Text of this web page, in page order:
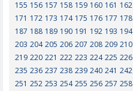
155 156 157 158 159 160 161 162
171 172 173 174 175 176 177 178
187 188 189 190 191 192 193 194
203 204 205 206 207 208 209 210
219 220 221 222 223 224 225 226
235 236 237 238 239 240 241 242
251 252 253 254 255 256 257 258